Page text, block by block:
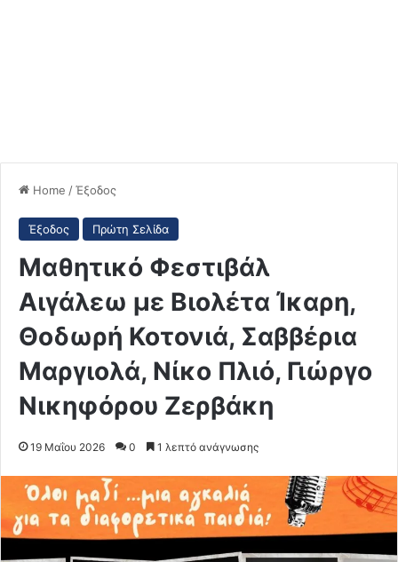
Home /Έξοδος
Έξοδος Πρώτη Σελίδα
Μαθητικό Φεστιβάλ
Αιγάλεω με Βιολέτα Ίκαρη,
Θοδωρή Κοτονιά, Σαββέρια
Μαργιολά, Νίκο Πλιό, Γιώργο
Νικηφόρου Ζερβάκη
19 Μαΐου 2026 0 1 λεπτό ανάγνωσης